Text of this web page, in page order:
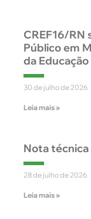
CREF16/RN
Público em
da Educação
30 de julho de 2026
Leia mais »
Nota técnica
28 de julho de 2026
Leia mais »